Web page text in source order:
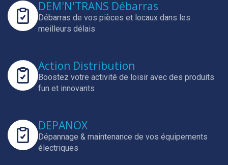
DEM'N'TRANS Débarras
Débarras de vos pièces et locaux dans les
meilleurs délais
Action Distribution
Boostez votre activité de loisir avec des produits
fun et innovants
DEPANOX
Dépannage & maintenance de vos équipements
électriques